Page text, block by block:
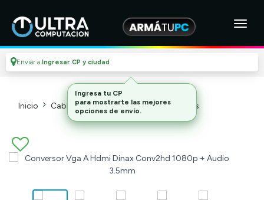
Enviar a Ingresar CP y ciudad
Inicio Cables Y Adaptadores Adaptadores